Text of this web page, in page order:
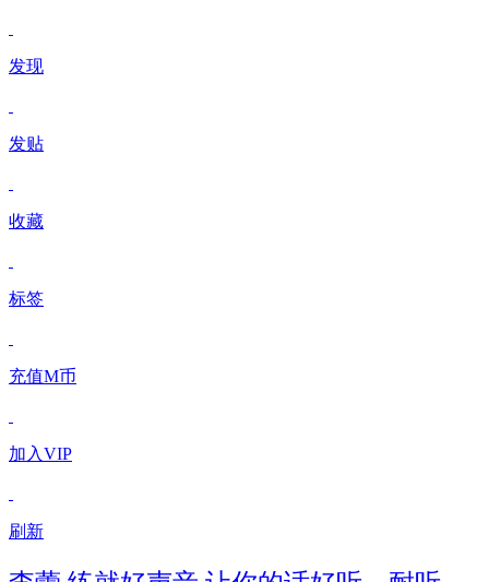
发现
发贴
收藏
标签
充值M币
加入VIP
刷新